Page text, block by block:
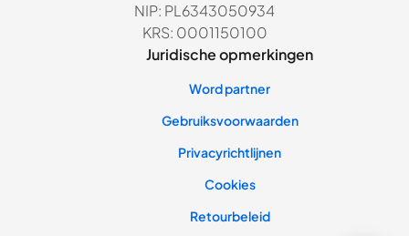
NIP: PL6343050934
KRS: 0001150100
Juridische opmerkingen
Word partner
Gebruiksvoorwaarden
Privacyrichtlijnen
Cookies
Retourbeleid